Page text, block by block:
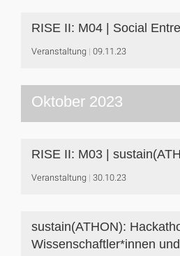
RISE II: M04 | Social
Veranstaltung 09.11.23
Oktober 2023
RISE II: M03 |
Veranstaltung 30.10.23
sustain(ATHON):
Wissenschaftler*innen